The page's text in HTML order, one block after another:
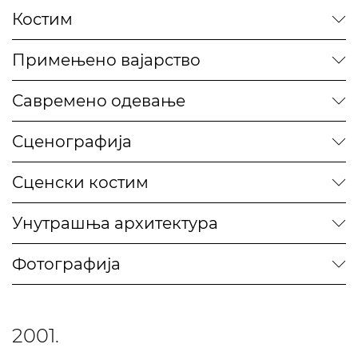
Костим
Примењено вајарство
Савремено одевање
Сценографија
Сценски костим
Унутрашња архитектура
Фотографија
2001.